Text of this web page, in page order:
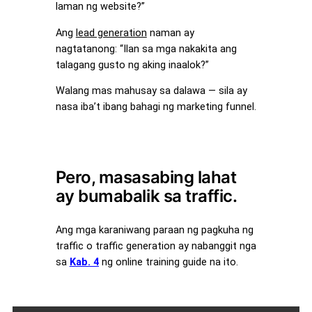
laman ng website?”
Ang lead generation naman ay
nagtatanong: “Ilan sa mga nakakita ang
talagang gusto ng aking inaalok?”
Walang mas mahusay sa dalawa — sila ay
nasa iba’t ibang bahagi ng marketing funnel.
Pero, masasabing lahat
ay bumabalik sa traffic.
Ang mga karaniwang paraan ng pagkuha ng
traffic o traffic generation ay nabanggit nga
sa Kab. 4ng online training guide na ito.